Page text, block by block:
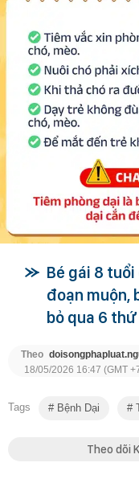
Bé gái 8
đoạn muộn,
bỏ qua 6 thứ
Theo
18/05/2026 16:47 (GMT
Tags Bệnh Dại
Theo dõi